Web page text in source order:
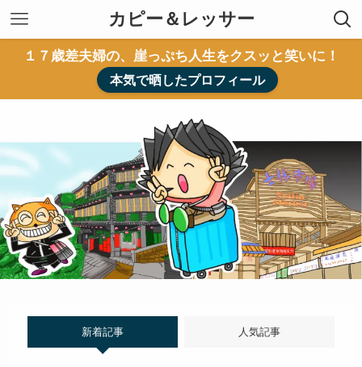
カピー＆レッサー
１７歳差夫婦の、崖っぷち人生をクスッと笑いに！
本気で晒したプロフィール
新着記事 人気記事